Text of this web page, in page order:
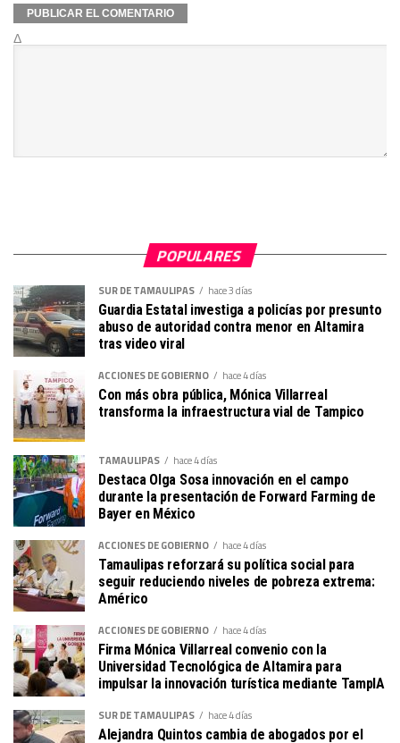
Δ
POPULARES
SUR DE TAMAULIPAS hace 3 días
Guardia Estatal investiga a policías por presunto
abuso de autoridad contra menor en Altamira
tras video viral
ACCIONES DE GOBIERNO hace 4 días
Con más obra pública, Mónica Villarreal
transforma la infraestructura vial de Tampico
TAMAULIPAS hace 4 días
Destaca Olga Sosa innovación en el campo
durante la presentación de Forward Farming de
Bayer en México
ACCIONES DE GOBIERNO hace 4 días
Tamaulipas reforzará su política social para
seguir reduciendo niveles de pobreza extrema:
Américo
ACCIONES DE GOBIERNO hace 4 días
Firma Mónica Villarreal convenio con la
Universidad Tecnológica de Altamira para
impulsar la innovación turística mediante TampIA
SUR DE TAMAULIPAS hace 4 días
Alejandra Quintos cambia de abogados por el